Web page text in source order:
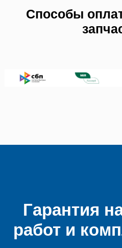
Способы
Гарантия
работ и